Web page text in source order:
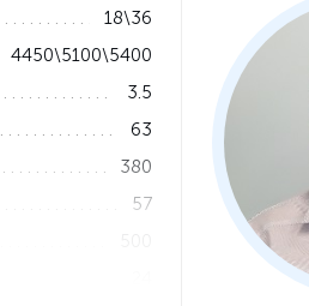
18\36
4450\5100\5400
3.5
63
380
57